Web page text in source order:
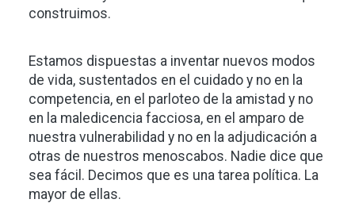
construimos.
Estamos dispuestas a inventar nuevos modos
de vida, sustentados en el cuidado y no en la
competencia, en el parloteo de la amistad y no
en la maledicencia facciosa, en el amparo de
nuestra vulnerabilidad y no en la adjudicación a
otras de nuestros menoscabos. Nadie dice que
sea fácil. Decimos que es una tarea política. La
mayor de ellas.